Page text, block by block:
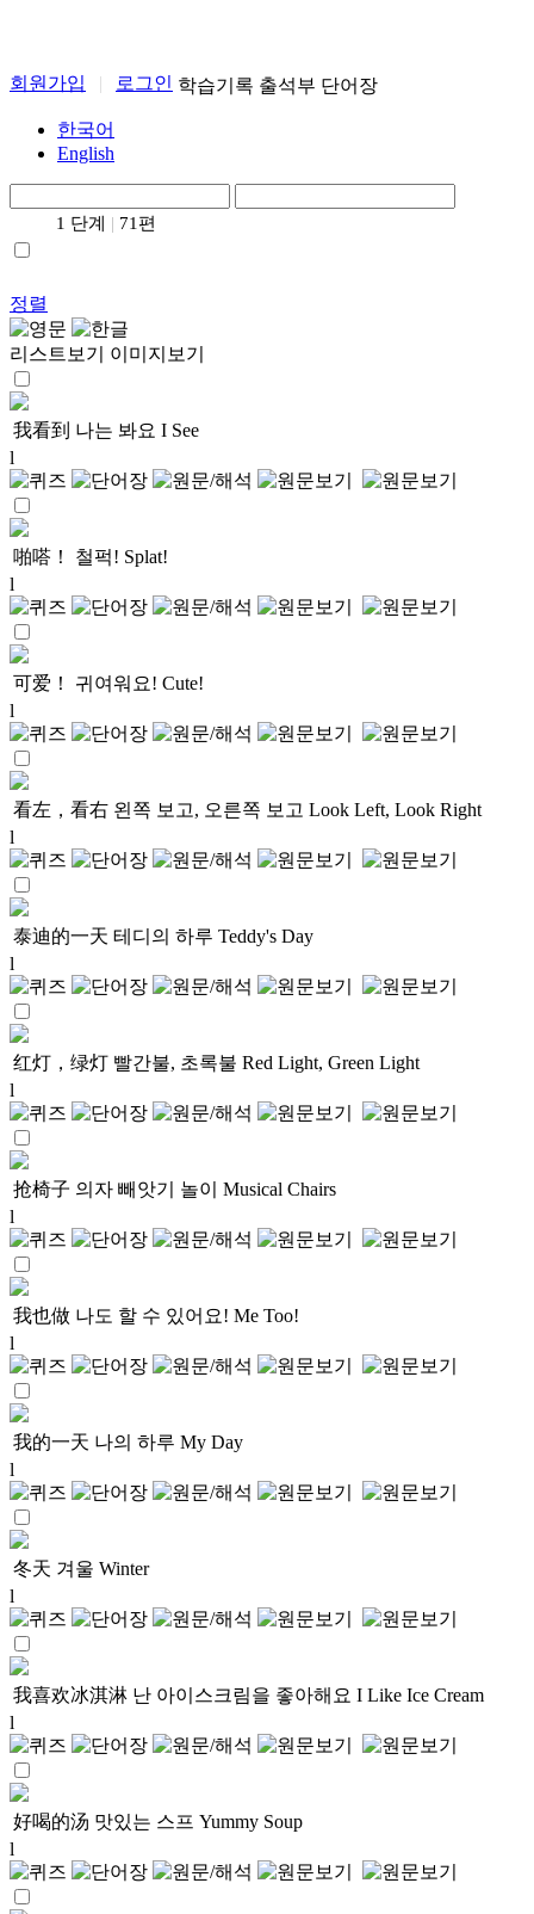
회원가입 | 로그인 학습기록 출석부 단어장
한국어
English
1 단계 | 71편
정렬
리스트보기 이미지보기
我看到 나는 봐요 I See
l
啪嗒！ 철퍽! Splat!
l
可爱！ 귀여워요! Cute!
l
看左，看右 왼쪽 보고, 오른쪽 보고 Look Left, Look Right
l
泰迪的一天 테디의 하루 Teddy's Day
l
红灯，绿灯 빨간불, 초록불 Red Light, Green Light
l
抢椅子 의자 빼앗기 놀이
Musical Chairs
l
我也做 나도 할 수 있어요! Me Too!
l
我的一天 나의 하루 My Day
l
冬天 겨울 Winter
l
我喜欢冰淇淋 난 아이스크림을 좋아해요 I Like Ice Cream
l
好喝的汤 맛있는 스프 Yummy Soup
l